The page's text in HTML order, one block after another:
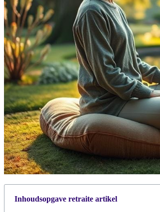
Inhoudsopgave retraite artikel